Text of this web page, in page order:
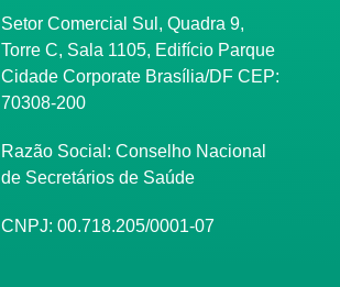
Setor Comercial Sul, Quadra 9,
Torre C, Sala 1105, Edifício Parque
Cidade Corporate Brasília/DF CEP:
70308-200
Razão Social: Conselho Nacional
de Secretários de Saúde
CNPJ: 00.718.205/0001-07